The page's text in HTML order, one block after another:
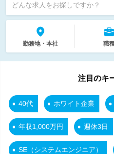
どんな求人をお探しですか？
勤務地・本社 職
注目のキ
40代 ホワイト企業
年収1,000万円 週休3日
SE（システムエンジニア）